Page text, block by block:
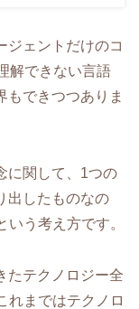
ジェントだけのコ
解できない言語
もできつつありま
に関して、1つの
出したものなの
いう考え方です。
たテクノロジー全
れまではテクノロ